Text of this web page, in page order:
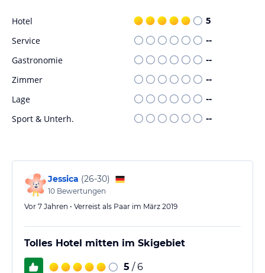
Hotel 5
Service --
Gastronomie --
Zimmer --
Lage --
Sport & Unterh. --
Jessica (26-30)
10 Bewertungen
Vor 7 Jahren • Verreist als Paar im März 2019
Tolles Hotel mitten im Skigebiet
5 / 6